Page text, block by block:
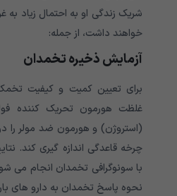
شریک زندگی او به احتمال زیاد به
خواهند داشت، از جمله:
آزمایش ذخیره تخمدان
برای تعیین کمیت و کیفیت
(استروژن) و هورمون ضد مولر را
چرخه قاعدگی اندازه گیری کند.
با سونوگرافی تخمدان انجام می
نحوه پاسخ تخمدان به دارو های